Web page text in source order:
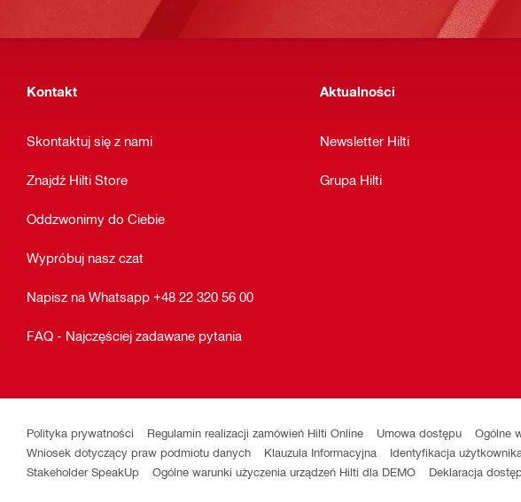
Kontakt
Skontaktuj się z nami
Znajdź Hilti Store
Oddzwonimy do Ciebie
Wypróbuj nasz czat
Napisz na Whatsapp +48 22 320 56 00
FAQ - Najczęściej zadawane pytania
Aktualności
Newsletter Hilti
Grupa Hilti
Polityka prywatności Regulamin realizacji zamówień Hilti Online Umowa dostępu Ogólne
Wniosek dotyczący praw podmiotu danych
Klauzula Informacyjna Identyfikacja
Stakeholder SpeakUp
Ogólne warunki użyczenia urządzeń Hilti dla DEMO Deklaracja